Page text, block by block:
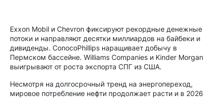
Exxon Mobil и Chevron фиксируют рекордные денежные
потоки и направляют десятки миллиардов на байбеки и
дивиденды. ConocoPhillips наращивает добычу в
Пермском бассейне. Williams Companies и Kinder Morgan
выигрывают от роста экспорта СПГ из США.
Несмотря на долгосрочный тренд на энергопереход,
мировое потребление нефти продолжает расти и в 2026